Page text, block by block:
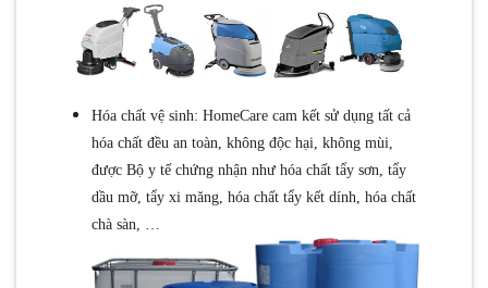
Hóa chất vệ sinh: HomeCare cam kết sử dụng tất cả
hóa chất đều an toàn, không độc hại, không mùi,
được Bộ y tế chứng nhận như hóa chất tẩy sơn, tẩy
dầu mỡ, tẩy xi măng, hóa chất tẩy kết dính, hóa chất
chà sàn, …